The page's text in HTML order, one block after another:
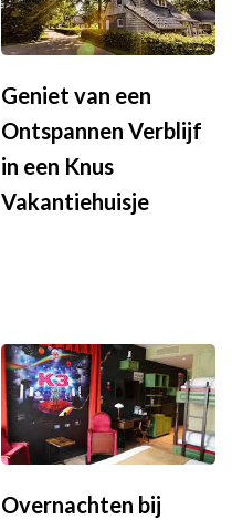
Geniet van een
Ontspannen Verblijf
in een Knus
Vakantiehuisje
Overnachten bij